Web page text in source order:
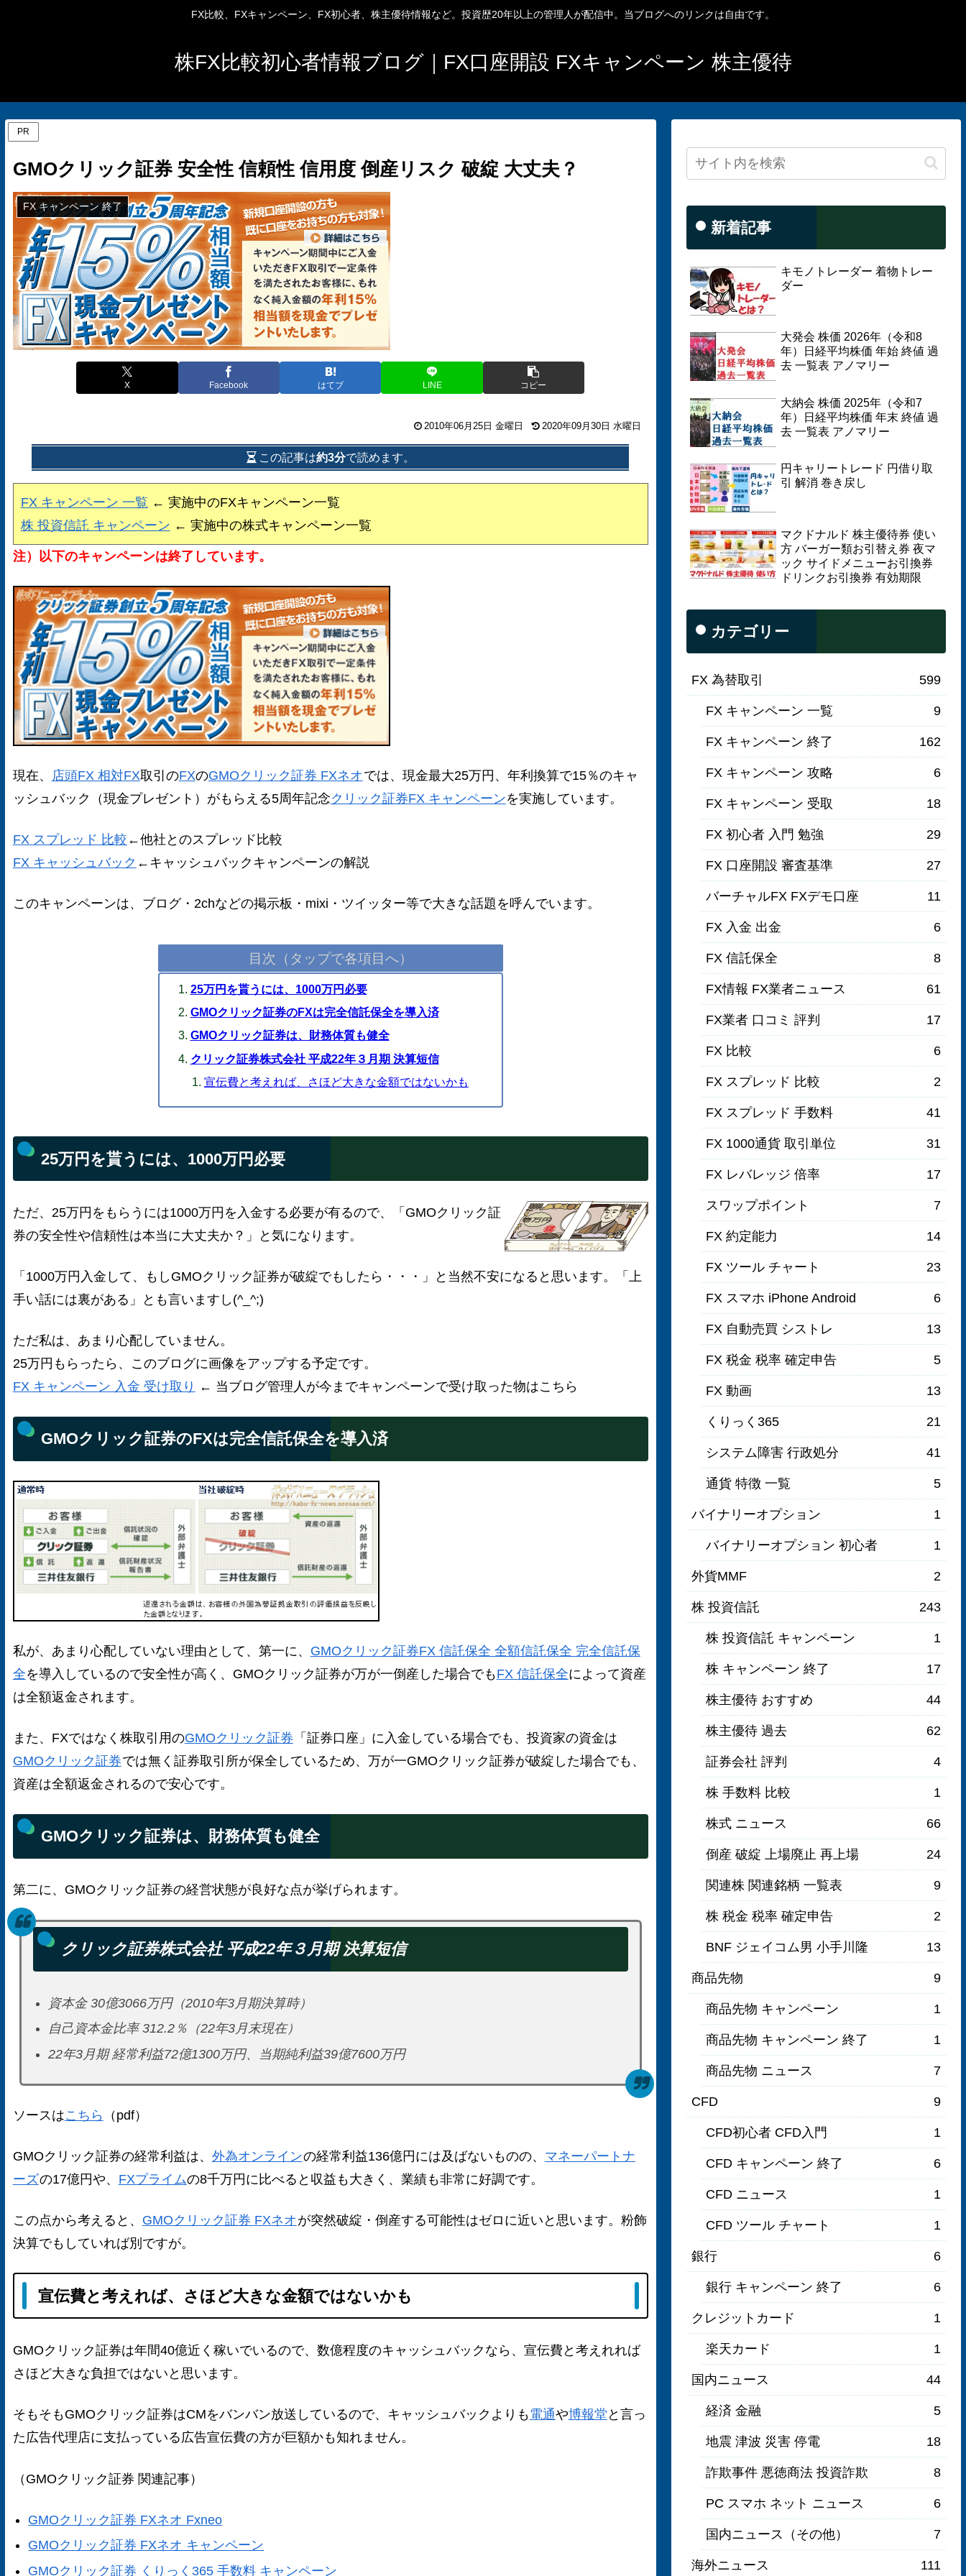
FX比較、FXキャンペーン、FX初心者、株主優待情報など。投資歴20年以上の管理人が配信中。当ブログへのリンクは自由です。
株FX比較初心者情報ブログ｜FX口座開設 FXキャンペーン 株主優待
PR
GMOクリック証券 安全性 信頼性 信用度 倒産リスク 破綻 大丈夫？
FX キャンペーン 終了
X Facebook はてブ LINE コピー
2010年06月25日 金曜日 2020年09月30日 水曜日
この記事は約3分で読めます。
FX キャンペーン 一覧 ← 実施中のFXキャンペーン一覧
株 投資信託 キャンペーン ← 実施中の株式キャンペーン一覧
注）以下のキャンペーンは終了しています。
現在、 店頭FX 相対FX取引のFXのGMOクリック証券 FXネオ では、現金最大25万円、年利換算で15％のキャ
ッシュバック（現金プレゼント）がもらえる5周年記念クリック証券FX キャンペーンを実施しています。
FX スプレッド 比較 ←他社とのスプレッド比較
FX キャッシュバック ←キャッシュバックキャンペーンの解説
このキャンペーンは、ブログ・2chなどの掲示板・mixi・ツイッター等で大きな話題を呼んでいます。
目次（タップで各項目へ）
25万円を貰うには、1000万円必要
GMOクリック証券のFXは完全信託保全を導入済
GMOクリック証券は、財務体質も健全
クリック証券株式会社 平成22年３月期 決算短信
宣伝費と考えれば、さほど大きな金額ではないかも
25万円を貰うには、1000万円必要
ただ、25万円をもらうには1000万円を入金する必要が有るので、「GMOクリック証
券の安全性や信頼性は本当に大丈夫か？」と気になります。
「1000万円入金して、もしGMOクリック証券が破綻でもしたら・・・」と当然不安になると思います。「上
手い話には裏がある」とも言いますし(^_^;)
ただ私は、あまり心配していません。
25万円もらったら、このブログに画像をアップする予定です。
FX キャンペーン 入金 受け取り ← 当ブログ管理人が今までキャンペーンで受け取った物はこちら
GMOクリック証券のFXは完全信託保全を導入済
私が、あまり心配していない理由として、第一に、 GMOクリック証券FX 信託保全 全額信託保全 完全信託保
全を導入しているので安全性が高く、GMOクリック証券が万が一倒産した場合でもFX 信託保全によって資産
は全額返金されます。
また、FXではなく株取引用のGMOクリック証券 「証券口座」に入金している場合でも、投資家の資金は
GMOクリック証券では無く証券取引所が保全しているため、万が一GMOクリック証券が破綻した場合でも、
資産は全額返金されるので安心です。
GMOクリック証券は、財務体質も健全
第二に、GMOクリック証券の経営状態が良好な点が挙げられます。
クリック証券株式会社 平成22年３月期 決算短信
資本金 30億3066万円（2010年3月期決算時）
自己資本金比率 312.2％（22年3月末現在）
22年3月期 経常利益72億1300万円、当期純利益39億7600万円
ソースはこちら （pdf）
GMOクリック証券の経常利益は、 外為オンラインの経常利益136億円には及ばないものの、 マネーパートナ
ーズの17億円や、 FXプライムの8千万円に比べると収益も大きく、業績も非常に好調です。
この点から考えると、 GMOクリック証券 FXネオ が突然破綻・倒産する可能性はゼロに近いと思います。粉飾
決算でもしていれば別ですが。
宣伝費と考えれば、さほど大きな金額ではないかも
GMOクリック証券は年間40億近く稼いでいるので、数億程度のキャッシュバックなら、宣伝費と考えれれば
さほど大きな負担ではないと思います。
そもそもGMOクリック証券はCMをバンバン放送しているので、キャッシュバックよりも電通や博報堂 と言っ
た広告代理店に支払っている広告宣伝費の方が巨額かも知れません。
（GMOクリック証券 関連記事）
GMOクリック証券 FXネオ Fxneo
GMOクリック証券 FXネオ キャンペーン
GMOクリック証券 くりっく365 手数料 キャンペーン
新着記事
キモノトレーダー 着物トレー
ダー
大発会 株価 2026年（令和8
年）日経平均株価 年始 終値 過
去 一覧表 アノマリー
大納会 株価 2025年（令和7
年）日経平均株価 年末 終値 過
去 一覧表 アノマリー
円キャリートレード 円借り取
引 解消 巻き戻し
マクドナルド 株主優待券 使い
方 バーガー類お引替え券 夜マ
ック サイドメニューお引換券
ドリンクお引換券 有効期限
カテゴリー
FX 為替取引 599
FX キャンペーン 一覧 9
FX キャンペーン 終了 162
FX キャンペーン 攻略 6
FX キャンペーン 受取 18
FX 初心者 入門 勉強 29
FX 口座開設 審査基準 27
バーチャルFX FXデモ口座 11
FX 入金 出金 6
FX 信託保全 8
FX情報 FX業者ニュース 61
FX業者 口コミ 評判 17
FX 比較 6
FX スプレッド 比較 2
FX スプレッド 手数料 41
FX 1000通貨 取引単位 31
FX レバレッジ 倍率 17
スワップポイント 7
FX 約定能力 14
FX ツール チャート 23
FX スマホ iPhone Android 6
FX 自動売買 シストレ 13
FX 税金 税率 確定申告 5
FX 動画 13
くりっく365 21
システム障害 行政処分 41
通貨 特徴 一覧 5
バイナリーオプション 1
バイナリーオプション 初心者 1
外貨MMF 2
株 投資信託 243
株 投資信託 キャンペーン 1
株 キャンペーン 終了 17
株主優待 おすすめ 44
株主優待 過去 62
証券会社 評判 4
株 手数料 比較 1
株式 ニュース 66
倒産 破綻 上場廃止 再上場 24
関連株 関連銘柄 一覧表 9
株 税金 税率 確定申告 2
BNF ジェイコム男 小手川隆 13
商品先物 9
商品先物 キャンペーン 1
商品先物 キャンペーン 終了 1
商品先物 ニュース 7
CFD 9
CFD初心者 CFD入門 1
CFD キャンペーン 終了 6
CFD ニュース 1
CFD ツール チャート 1
銀行 6
銀行 キャンペーン 終了 6
クレジットカード 1
楽天カード 1
国内ニュース 44
経済 金融 5
地震 津波 災害 停電 18
詐欺事件 悪徳商法 投資詐欺 8
PC スマホ ネット ニュース 6
国内ニュース（その他） 7
海外ニュース 111